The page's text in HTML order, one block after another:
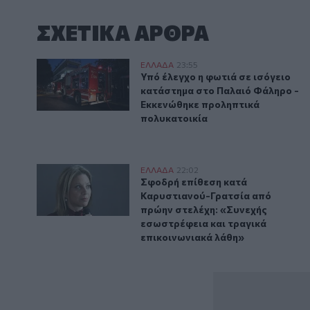
ΣΧΕΤΙΚA AΡΘΡΑ
Υπό έλεγχο η φωτιά σε ισόγειο κατάστημα στο
ΕΛΛAΔΑ 23:55
Υπό έλεγχο η φωτιά σε ισόγειο
Υπό έλεγχο η φωτιά σε ισόγειο
κατάστημα στο Παλαιό Φάληρο -
Εκκενώθηκε προληπτικά
πολυκατοικία
Σφοδρή επίθεση κατά Καρυστιανού-Γρατσία από
ΕΛΛAΔΑ 22:02
Σφοδρή επίθεση κατά
Σφοδρή επίθεση κατά
Καρυστιανού-Γρατσία από
πρώην στελέχη: «Συνεχής
εσωστρέφεια και τραγικά
επικοινωνιακά λάθη»